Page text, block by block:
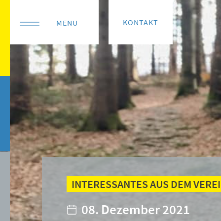
MENU KONTAKT
INTERESSANTES AUS DEM
08. Dezember 2021